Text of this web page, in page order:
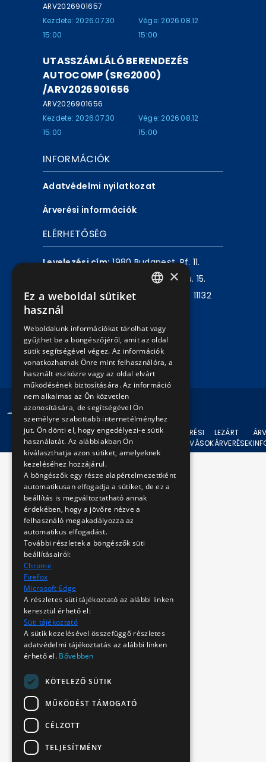
ARV2026901657
Kezdete: 2026.07.30
15:00
Vége: 2026.08.12
15:00
UTASSZÁMLÁLÓ BERENDEZÉS
AUTOCOMP (SRG2000)
/ARV2026901656
ARV2026901656
Kezdete: 2026.07.30
15:00
Vége: 2026.08.12
15:00
INFORMÁCIÓK
Adatvédelmi nyilatkozat
Árverési információk
ELÉRHETŐSÉG
Levelezési cím:1980 Budapest, Pf. 11.
1072 Budapest, Akácfa u. 15.
Központ telefon:+36 1 461 6500 / 11132
mellék
Írjon nekünk!
© 2024 BKV Minden jog fenntartva.
AKTUÁLIS
ÁRVERÉSI
FELHÍVÁSOK
LEZÁRT
ÁRVERÉSEK
×
Ez a weboldal sütiket
használ
Weboldalunk információkat tárolhat vagy
gyűjthet be a böngészőjéről, amit az oldal
sütik segítségével végez. Az információk
vonatkozhatnak Önre mint felhasználóra, a
használt eszközre vagy az oldal elvárt
működésének biztosítására. Az információ
nem alkalmas az Ön közvetlen
azonosítására, de segítségével Ön
személyre szabottabb internetélményhez
jut. Ön dönti el, hogy engedélyezi-e sütik
használatát. Az alábbiakban Ön
kiválaszthatja azon sütiket, amelyeknek
kezeléséhez hozzájárul.
A böngészők egy része alapértelmezettként
automatikusan elfogadja a sütiket, de ez a
beállítás is megváltoztatható annak
érdekében, hogy a jövőre nézve a
felhasználó megakadályozza az
automatikus elfogadást.
További részletek a böngészők süti
beállításairól:
Chrome
Firefox
Microsoft Edge
A részletes süti tájékoztató az alábbi linken
keresztül érhető el:
Süti tájékoztató
A sütik kezelésével összefüggő részletes
adatvédelmi tájékoztatás az alábbi linken
érhető el. Bővebben
KÖTELEZŐ SÜTIK
MŰKÖDÉST TÁMOGATÓ
CÉLZOTT
TELJESÍTMÉNY